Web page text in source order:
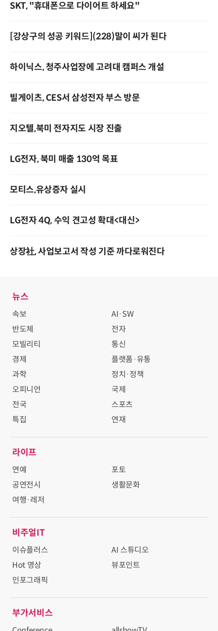
SKT, "휴대폰으로 다이어트 하세요"
[강상구의 성공 키워드](228)말이 씨가 된다
하이닉스, 청주사업장에 고려대 캠퍼스 개설
빌게이츠, CES서 삼성전자 부스 방문
지오텔,북미 전자지도 시장 진출
LG전자, 북미 매출 130억 목표
모티스,유상증자 실시
LG전자 4Q, 수익 견고성 확대<대신>
상장社, 사업보고서 작성 기준 까다로워진다
뉴스
속보
AI·SW
반도체
전자
모빌리티
통신
경제
플랫폼·유통
과학
정치·정책
오피니언
국제
전국
스포츠
특집
연재
라이프
연예
포토
공연전시
생활문화
여행·레저
비주얼IT
이슈플러스
AI 스튜디오
Hot 영상
뷰포인트
인포그래픽
부가서비스